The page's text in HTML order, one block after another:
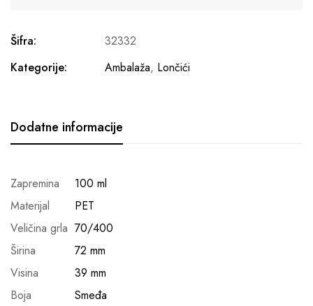
Šifra:
32332
Kategorije:
Ambalaža, Lončići
Dodatne informacije
Zapremina
100 ml
Materijal
PET
Veličina grla 70/400
Širina
72 mm
Visina
39 mm
Boja
Smeđa